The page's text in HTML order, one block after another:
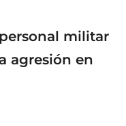
militar
agresión en